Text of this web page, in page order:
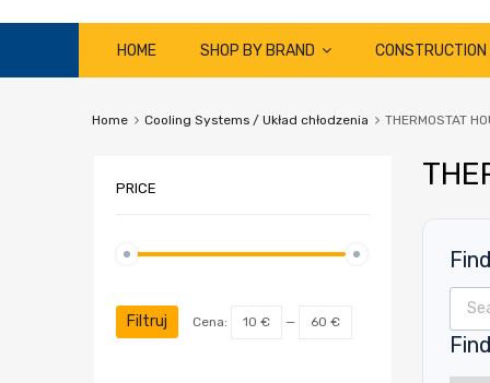
content
HOME SHOP BY BRAND
Home Cooling Systems / Układ chłodzenia THERMOSTAT
PRICE
min
max
Filtruj Cena: 10 € — 60 €